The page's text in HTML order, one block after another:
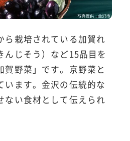
ら栽培されている加賀れ
んじそう）など15品目を
賀野菜」です。京野菜と
います。金沢の伝統的な
ない食材として伝えられ